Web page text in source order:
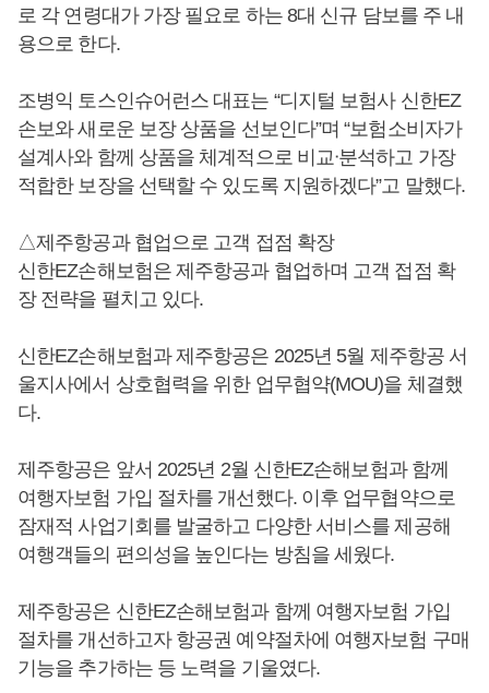
로 각 연령대가 가장 필요로 하는 8대 신규 담보를 주 내
용으로 한다.
조병익 토스인슈어런스 대표는 “디지털 보험사 신한EZ
손보와 새로운 보장 상품을 선보인다”며 “보험소비자가
설계사와 함께 상품을 체계적으로 비교ᐧ분석하고 가장
적합한 보장을 선택할 수 있도록 지원하겠다”고 말했다.
△제주항공과 협업으로 고객 접점 확장
신한EZ손해보험은 제주항공과 협업하며 고객 접점 확
장 전략을 펼치고 있다.
신한EZ손해보험과 제주항공은 2025년 5월 제주항공 서
울지사에서 상호협력을 위한 업무협약(MOU)을 체결했
다.
제주항공은 앞서 2025년 2월 신한EZ손해보험과 함께
여행자보험 가입 절차를 개선했다. 이후 업무협약으로
잠재적 사업기회를 발굴하고 다양한 서비스를 제공해
여행객들의 편의성을 높인다는 방침을 세웠다.
제주항공은 신한EZ손해보험과 함께 여행자보험 가입
절차를 개선하고자 항공권 예약절차에 여행자보험 구매
기능을 추가하는 등 노력을 기울였다.